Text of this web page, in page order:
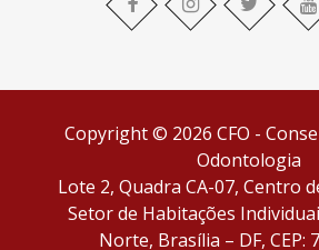
facebook Instagram twitter youtube
Copyright © 2026 CFO -
Odontologia
Lote 2, Quadra CA-07, Centro
Setor de Habitações
Norte, Brasília – DF, CEP: